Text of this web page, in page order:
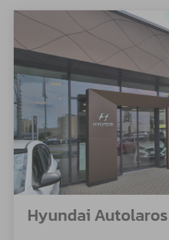
Hyundai